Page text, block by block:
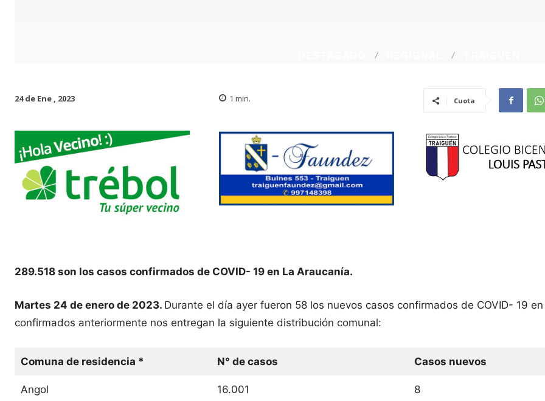
24 de Ene , 2023 1 min. Cuota
289.518 son los casos confirmados de COVID- 19 en La Araucanía.
Martes 24 de enero de 2023. Durante el día ayer fueron 58 los nuevos casos confirmados de COVID- 19
confirmados anteriormente nos entregan la siguiente distribución comunal:
Comuna de residencia * N° de casos Casos nuevos
Angol 16.001 8